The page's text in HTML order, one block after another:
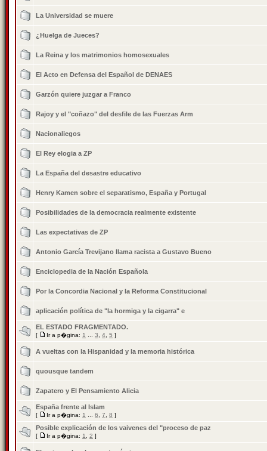
La Universidad se muere
¿Huelga de Jueces?
La Reina y los matrimonios homosexuales
El Acto en Defensa del Español de DENAES
Garzón quiere juzgar a Franco
Rajoy y el "coñazo" del desfile de las Fuerzas Arm
Nacionaliegos
El Rey elogia a ZP
La España del desastre educativo
Henry Kamen sobre el separatismo, España y Portugal
Posibilidades de la democracia realmente existente
Las expectativas de ZP
Antonio García Trevijano llama racista a Gustavo Bueno
Enciclopedia de la Nación Española
Por la Concordia Nacional y la Reforma Constitucional
aplicación política de "la hormiga y la cigarra" e
EL ESTADO FRAGMENTADO.
[ Ir a p�gina: 1 3 4 5 ]
A vueltas con la Hispanidad y la memoria histórica
quousque tandem
Zapatero y El Pensamiento Alicia
España frente al Islam
[ Ir a p�gina: 1 6 7 8 ]
Posible explicación de los vaivenes del "proceso de paz
[ Ir a p�gina: 1 2 ]